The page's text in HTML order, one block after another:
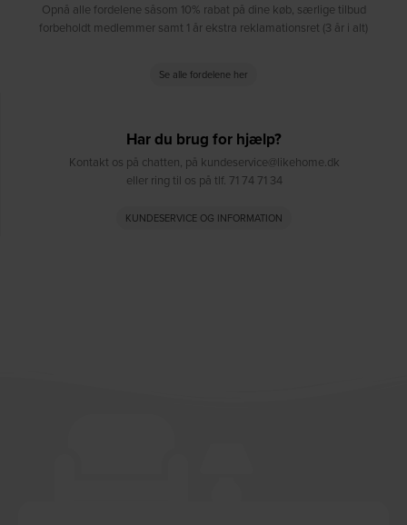
Opnå alle fordelene såsom 10% rabat på dine køb, særlige tilbud
forbeholdt medlemmer samt 1 år ekstra reklamationsret (3 år i alt)
Se alle fordelene her
Har du brug for hjælp?
Kontakt os på chatten, på kundeservice@likehome.dk
eller ring til os på tlf. 71 74 71 34
KUNDESERVICE OG INFORMATION